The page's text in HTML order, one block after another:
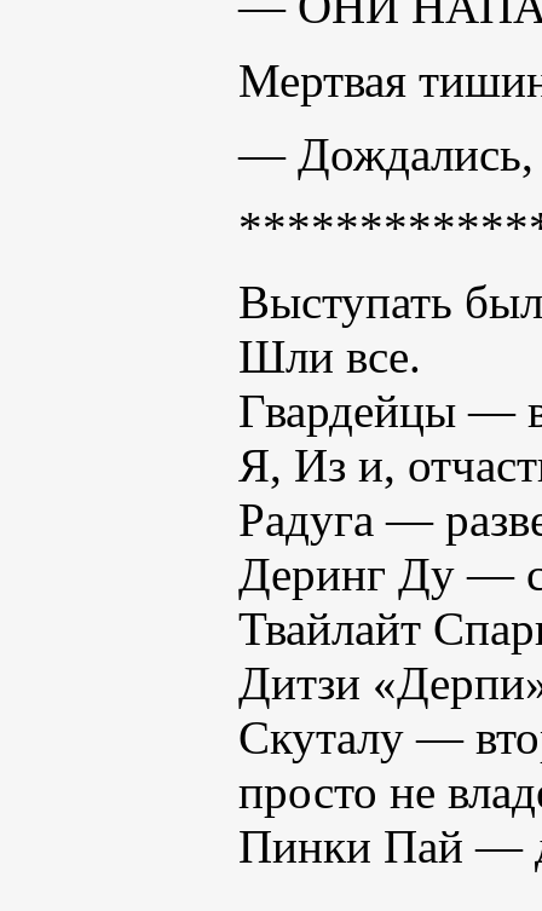
Мертвая
—
Выступать
Шли все.
Гвардейцы —
Я, Из и,
Радуга —
Деринг Ду —
Твайлайт
Дитзи
Скуталу —
просто не
Пинки Пай —